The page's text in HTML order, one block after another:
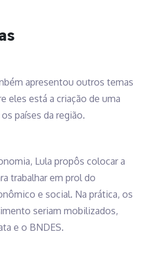
apresentou outros temas
eles está a criação de uma
países da região.
Lula propôs colocar a
trabalhar em prol do
e social. Na prática, os
seriam mobilizados,
e o BNDES.